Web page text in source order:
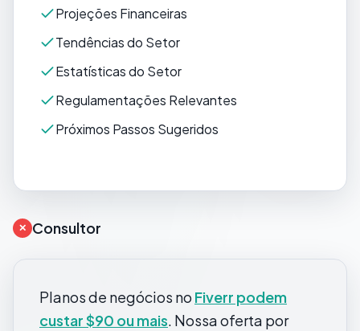
Projeções Financeiras
Tendências do Setor
Estatísticas do Setor
Regulamentações Relevantes
Próximos Passos Sugeridos
✕ Consultor
Planos de negócios no Fiverr podem
custar $90 ou mais. Nossa oferta por